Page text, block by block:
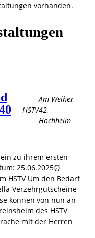
vorhanden.
HSTV
Am Weiher
42,
Hochheim
zu ihrem ersten
25.06.2025⏰
HSTV Um den Bedarf
Verzehrgutscheine
können von nun an
des HSTV
mit der Herren